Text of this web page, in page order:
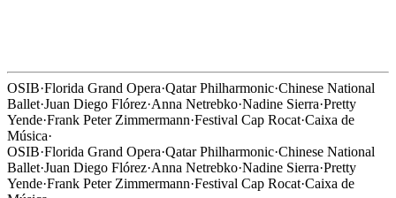
OSIB·Florida Grand Opera·Qatar Philharmonic·Chinese National
Ballet·Juan Diego Flórez·Anna Netrebko·Nadine Sierra·Pretty
Yende·Frank Peter Zimmermann·Festival Cap Rocat·Caixa de
Música·
OSIB·Florida Grand Opera·Qatar Philharmonic·Chinese National
Ballet·Juan Diego Flórez·Anna Netrebko·Nadine Sierra·Pretty
Yende·Frank Peter Zimmermann·Festival Cap Rocat·Caixa de